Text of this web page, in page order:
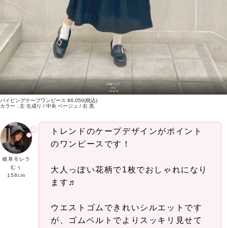
札幌アピア
ひな
153cm
パイピングケープワンピース ¥6,050(税込)
カラー : 左 生成り / 中央 ベージュ / 右 黒
岐阜モレラ
むぅ
158cm
トレンドのケープデザインがポイント
のワンピースです！
大人っぽい花柄で1枚でおしゃれになり
ます♬
ウエストゴムできれいシルエットです
が、ゴムベルトでよりスッキリ見せて